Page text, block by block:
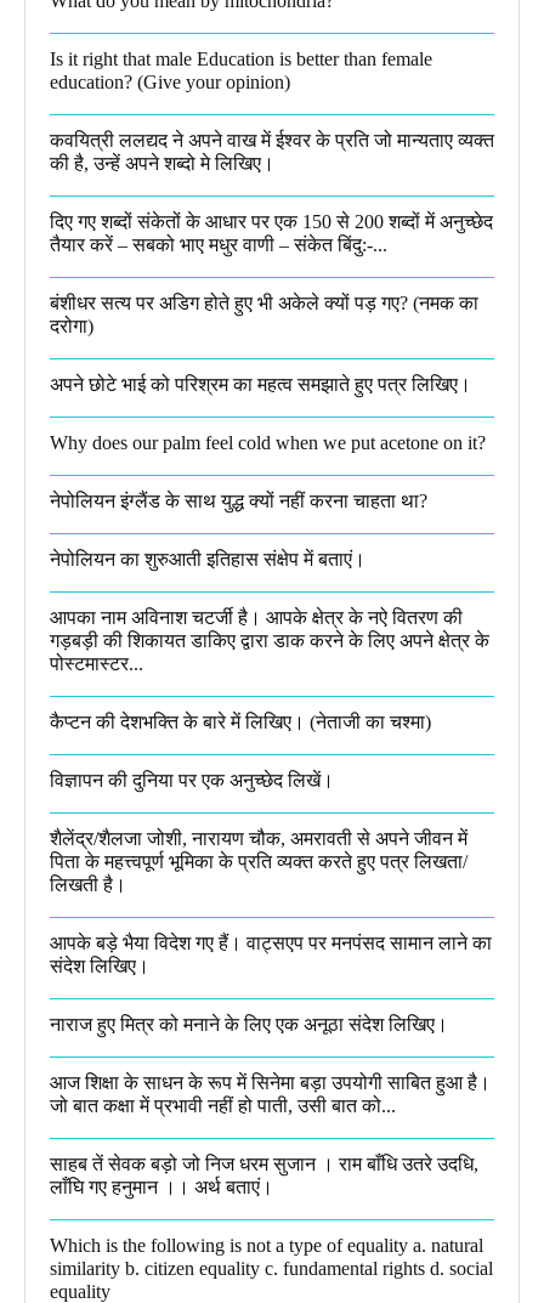
Is it right that male Education is better than female
education? (Give your opinion)
कवयित्री ललद्यद ने अपने वाख में ईश्वर के प्रति जो मान्यताए व्यक्त
की है, उन्हें अपने शब्दो मे लिखिए।
दिए गए शब्दों संकेतों के आधार पर एक 150 से 200 शब्दों में अनुच्छेद
तैयार करें – सबको भाए मधुर वाणी – संकेत बिंदु:-...
बंशीधर सत्य पर अडिग होते हुए भी अकेले क्यों पड़ गए? (नमक का
दरोगा)
अपने छोटे भाई को परिश्रम का महत्व समझाते हुए पत्र लिखिए।
Why does our palm feel cold when we put acetone on it?
नेपोलियन इंग्लैंड के साथ युद्ध क्यों नहीं करना चाहता था​?
नेपोलियन का शुरुआती इतिहास संक्षेप में बताएं।
आपका नाम अविनाश चटर्जी है। आपके क्षेत्र के नऐ वितरण की
गड़बड़ी की शिकायत डाकिए द्वारा डाक करने के लिए अपने क्षेत्र के
पोस्टमास्टर...
कैप्टन की देशभक्ति के बारे में लिखिए।​ (नेताजी का चश्मा)
विज्ञापन की दुनिया पर एक अनुच्छेद लिखें।
शैलेंद्र/शैलजा जोशी, नारायण चौक, अमरावती से अपने जीवन में
पिता के महत्त्वपूर्ण भूमिका के प्रति व्यक्त करते हुए पत्र लिखता/
लिखती है।​
आपके बड़े भैया विदेश गए हैं। वाट्सएप पर मनपंसद सामान लाने का
संदेश लिखिए।
नाराज हुए मित्र को मनाने के लिए एक अनूठा संदेश लिखिए।
आज शिक्षा के साधन के रूप में सिनेमा बड़ा उपयोगी साबित हुआ है।
जो बात कक्षा में प्रभावी नहीं हो पाती, उसी बात को...
साहब तें सेवक बड़ो जो निज धरम सुजान । राम बाँधि उतरे उदधि,
लाँघि गए हनुमान ।।​ अर्थ बताएं।
Which is the following is not a type of equality a. natural
similarity b. citizen equality c. fundamental rights d. social
equality​